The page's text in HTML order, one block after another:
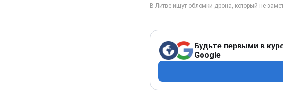
Будьте первыми в
Google